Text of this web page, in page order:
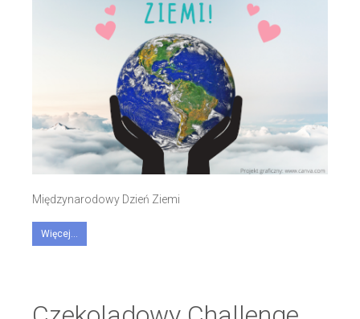
Międzynarodowy Dzień Ziemi
Więcej...